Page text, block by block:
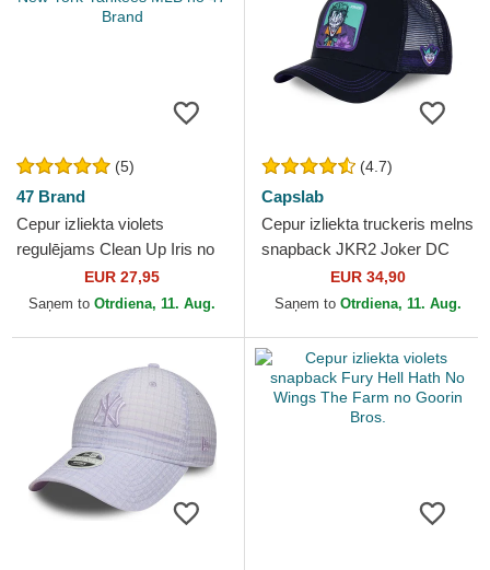
(5)
47 Brand
Cepur izliekta violets
regulējams Clean Up Iris no
New York Yankees MLB no
47 Brand
EUR 27,95
Saņem to Otrdiena, 11. Aug.
(4.7)
Capslab
Cepur izliekta truckeris melns
snapback JKR2 Joker DC
Comics no Capslab
EUR 34,90
Saņem to Otrdiena, 11. Aug.